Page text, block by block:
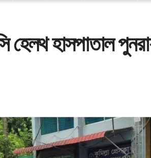
হাসপাতাল